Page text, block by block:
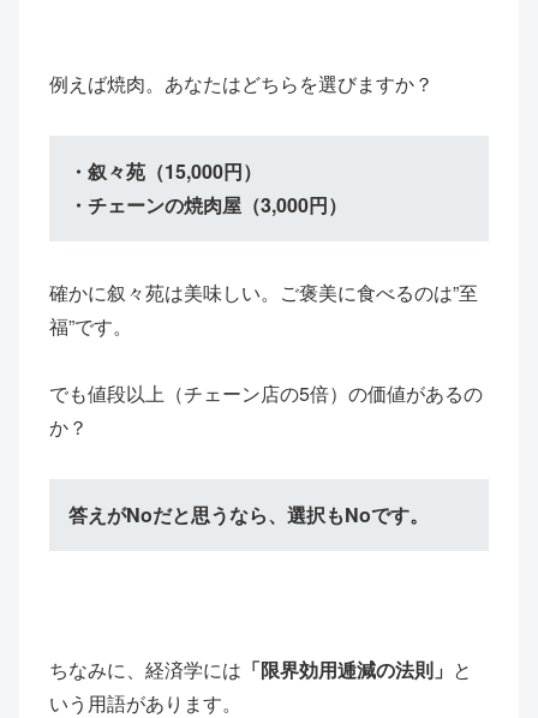
例えば焼肉。あなたはどちらを選びますか？
・叙々苑（15,000円）
・チェーンの焼肉屋（3,000円）
確かに叙々苑は美味しい。ご褒美に食べるのは”至
福”です。
でも値段以上（チェーン店の5倍）の価値があるの
か？
答えがNoだと思うなら、選択もNoです。
ちなみに、経済学には 「限界効用逓減の法則」 と
いう用語があります。